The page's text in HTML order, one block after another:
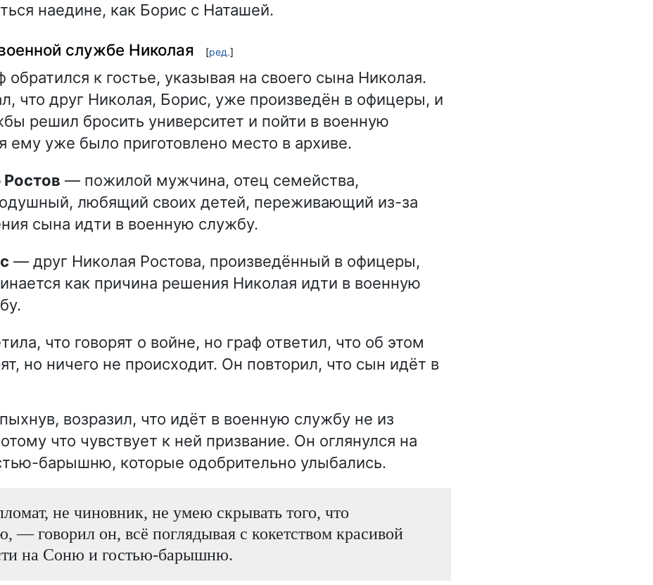
наедине, как Борис с Наташей.
службе Николая [ред.]
обратился к гостье, указывая на своего сына Николая.
что друг Николая, Борис, уже произведён в офицеры, и
решил бросить университет и пойти в военную
ему уже было приготовлено место в архиве.
Ростов — пожилой мужчина, отец семейства,
любящий своих детей, переживающий из-за
сына идти в военную службу.
— друг Николая Ростова, произведённый в офицеры,
как причина решения Николая идти в военную
что говорят о войне, но граф ответил, что об этом
но ничего не происходит. Он повторил, что сын идёт в
возразил, что идёт в военную службу не из
что чувствует к ней призвание. Он оглянулся на
барышню, которые одобрительно улыбались.
не чиновник, не умею скрывать того, что
— говорил он, всё поглядывая с кокетством красивой
на Соню и гостью-барышню.